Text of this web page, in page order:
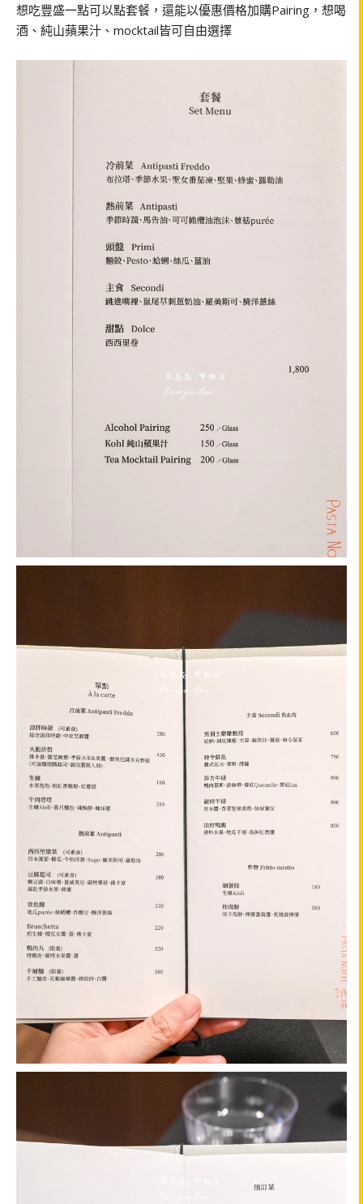
想吃豐盛一點可以點套餐，還能以優惠價格加購Pairing，想喝
酒、純山蘋果汁、mocktail皆可自由選擇